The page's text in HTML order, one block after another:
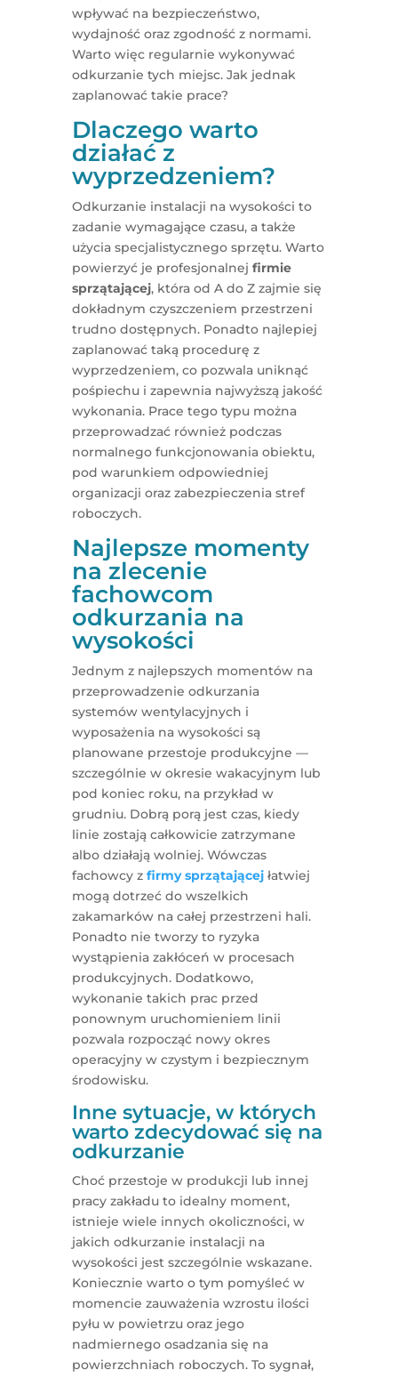
wpływać na bezpieczeństwo,
wydajność oraz zgodność z normami.
Warto więc regularnie wykonywać
odkurzanie tych miejsc. Jak jednak
zaplanować takie prace?
Dlaczego warto
działać z
wyprzedzeniem?
Odkurzanie instalacji na wysokości to
zadanie wymagające czasu, a także
użycia specjalistycznego sprzętu. Warto
powierzyć je profesjonalnej firmie
sprzątającej, która od A do Z zajmie się
dokładnym czyszczeniem przestrzeni
trudno dostępnych. Ponadto najlepiej
zaplanować taką procedurę z
wyprzedzeniem, co pozwala uniknąć
pośpiechu i zapewnia najwyższą jakość
wykonania. Prace tego typu można
przeprowadzać również podczas
normalnego funkcjonowania obiektu,
pod warunkiem odpowiedniej
organizacji oraz zabezpieczenia stref
roboczych.
Najlepsze momenty
na zlecenie
fachowcom
odkurzania na
wysokości
Jednym z najlepszych momentów na
przeprowadzenie odkurzania
systemów wentylacyjnych i
wyposażenia na wysokości są
planowane przestoje produkcyjne —
szczególnie w okresie wakacyjnym lub
pod koniec roku, na przykład w
grudniu. Dobrą porą jest czas, kiedy
linie zostają całkowicie zatrzymane
albo działają wolniej. Wówczas
fachowcy z firmy sprzątającejłatwiej
mogą dotrzeć do wszelkich
zakamarków na całej przestrzeni hali.
Ponadto nie tworzy to ryzyka
wystąpienia zakłóceń w procesach
produkcyjnych. Dodatkowo,
wykonanie takich prac przed
ponownym uruchomieniem linii
pozwala rozpocząć nowy okres
operacyjny w czystym i bezpiecznym
środowisku.
Inne sytuacje, w których
warto zdecydować się na
odkurzanie
Choć przestoje w produkcji lub innej
pracy zakładu to idealny moment,
istnieje wiele innych okoliczności, w
jakich odkurzanie instalacji na
wysokości jest szczególnie wskazane.
Koniecznie warto o tym pomyśleć w
momencie zauważenia wzrostu ilości
pyłu w powietrzu oraz jego
nadmiernego osadzania się na
powierzchniach roboczych. To sygnał,